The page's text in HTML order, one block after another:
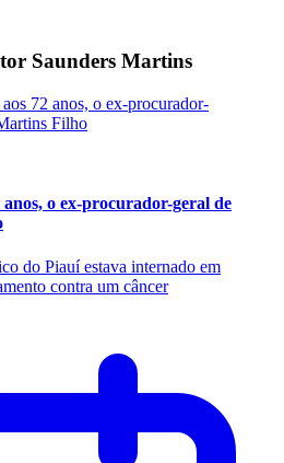
Saunders Martins
o ex-procurador-geral de
do Piauí estava internado em
contra um câncer